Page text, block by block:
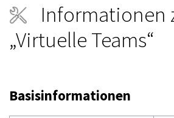
Informationen
„Virtuelle Teams“
Wechseln zu: Navigation
Basisinformationen